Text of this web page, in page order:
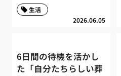
2026.06.05
生活
6日間の待機を活かし
た「自分たちらしい葬